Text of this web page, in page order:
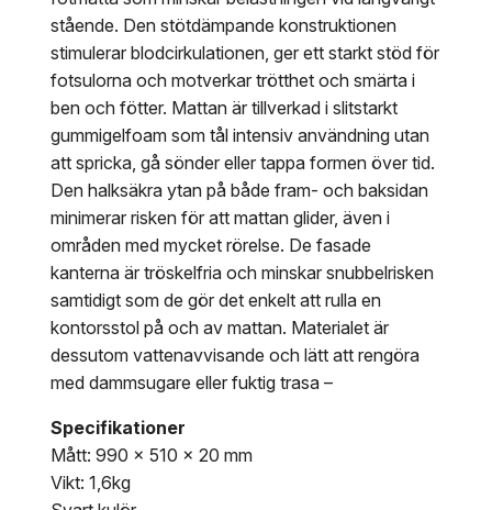
stående. Den stötdämpande konstruktionen
stimulerar blodcirkulationen, ger ett starkt stöd för
fotsulorna och motverkar trötthet och smärta i
ben och fötter. Mattan är tillverkad i slitstarkt
gummigelfoam som tål intensiv användning utan
att spricka, gå sönder eller tappa formen över tid.
Den halksäkra ytan på både fram- och baksidan
minimerar risken för att mattan glider, även i
områden med mycket rörelse. De fasade
kanterna är tröskelfria och minskar snubbelrisken
samtidigt som de gör det enkelt att rulla en
kontorsstol på och av mattan. Materialet är
dessutom vattenavvisande och lätt att rengöra
med dammsugare eller fuktig trasa –
Specifikationer
Mått: 990 x 510 x 20 mm
Vikt: 1,6kg